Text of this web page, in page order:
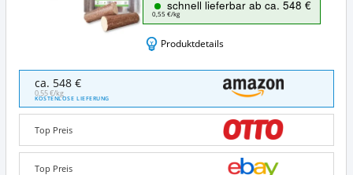
schnell lieferbar ab ca. 548 €
0,55 €/kg
Produktdetails
1000kg
Palette
100x10kg
Nestro
Hartholzbriketts
Buche
ca. 548 €
0,55 €/kg
KOSTENLOSE LIEFERUNG
Top Preis
Top Preis